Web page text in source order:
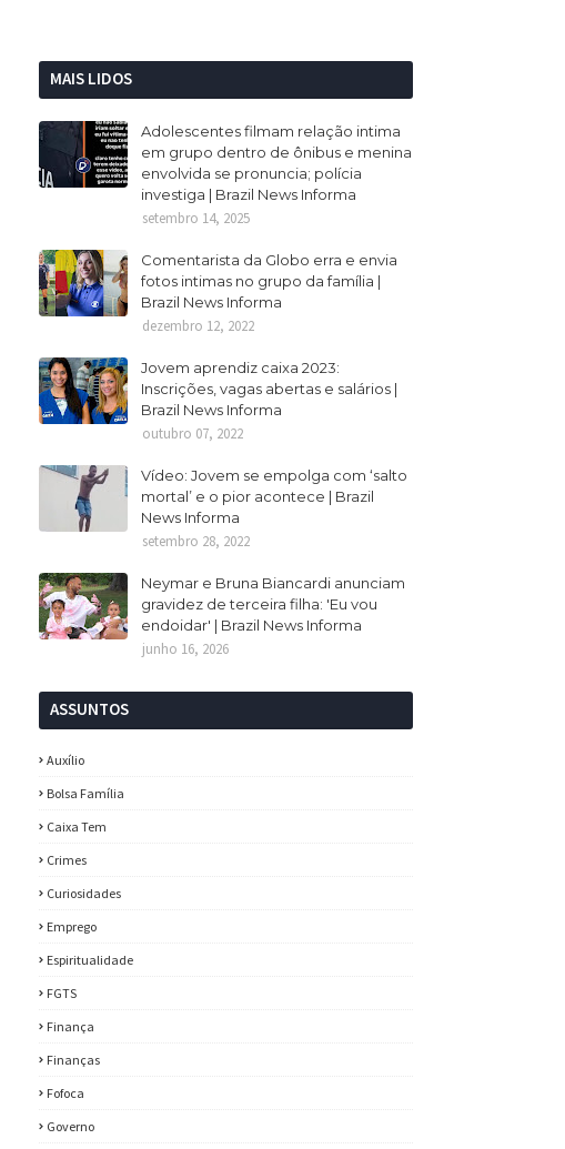
MAIS LIDOS
Adolescentes filmam relação intima
em grupo dentro de ônibus e menina
envolvida se pronuncia; polícia
investiga | Brazil News Informa
setembro 14, 2025
Comentarista da Globo erra e envia
fotos intimas no grupo da família |
Brazil News Informa
dezembro 12, 2022
Jovem aprendiz caixa 2023:
Inscrições, vagas abertas e salários |
Brazil News Informa
outubro 07, 2022
Vídeo: Jovem se empolga com ‘salto
mortal’ e o pior acontece | Brazil
News Informa
setembro 28, 2022
Neymar e Bruna Biancardi anunciam
gravidez de terceira filha: 'Eu vou
endoidar' | Brazil News Informa
junho 16, 2026
ASSUNTOS
Auxílio
Bolsa Família
Caixa Tem
Crimes
Curiosidades
Emprego
Espiritualidade
FGTS
Finança
Finanças
Fofoca
Governo